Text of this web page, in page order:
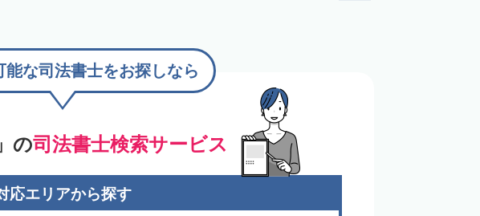
の司法書士検索サービス
能な司法書士をお探しなら
応エリアから探す